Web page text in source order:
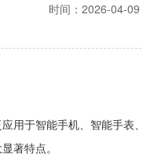
时间：2026-04-09
于智能手机、智能手
著特点。